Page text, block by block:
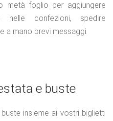
metà foglio per aggiungere
nelle confezioni, spedire
a mano brevi messaggi.
e buste
insieme ai vostri biglietti